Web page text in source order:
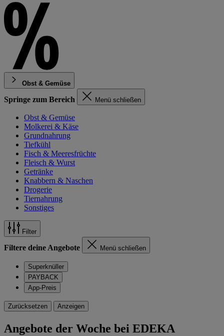
Obst & Gemüse
Springe zum Bereich Menü schließen
Obst & Gemüse
Molkerei & Käse
Grundnahrung
Tiefkühl
Fisch & Meeresfrüchte
Fleisch & Wurst
Getränke
Knabbern & Naschen
Drogerie
Tiernahrung
Sonstiges
Filter
Filtere deine Angebote Menü schließen
Superknüller
PAYBACK
App-Preis
Zurücksetzen Anzeigen
Angebote der Woche bei EDEKA